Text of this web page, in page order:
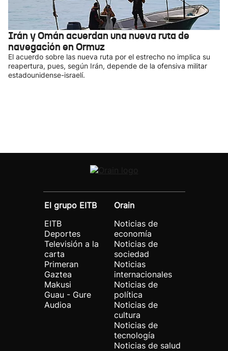
Irán y Omán acuerdan una nueva ruta de
navegación en Ormuz
El acuerdo sobre las nueva ruta por el estrecho no implica su
reapertura, pues, según Irán, depende de la ofensiva militar
estadounidense-israelí.
El grupo EITB
EITB
Deportes
Televisión a la
carta
Primeran
Gaztea
Makusi
Guau - Gure
Audioa
Orain
Noticias de
economía
Noticias de
sociedad
Noticias
internacionales
Noticias de
política
Noticias de
cultura
Noticias de
tecnología
Noticias de salud